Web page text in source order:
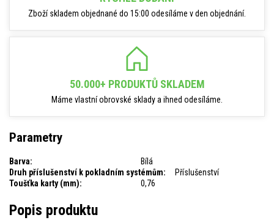
Zboží skladem objednané do 15:00 odesíláme v den objednání.
50.000+ PRODUKTŮ SKLADEM
Máme vlastní obrovské sklady a ihned odesíláme.
Parametry
Barva:
Bílá
Druh příslušenství k pokladním systémům:
Příslušenství
Toušťka karty (mm):
0,76
Popis produktu